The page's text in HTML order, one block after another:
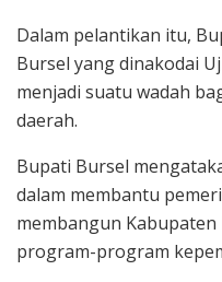
Dalam pelantikan itu,
Bursel yang dinakodai
menjadi suatu wadah
daerah.
Bupati Bursel
dalam membantu
membangun
program-program